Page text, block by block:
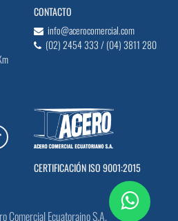
CONTACTO
info@acerocomercial.com
(02) 2454 333 / (04) 3811 280
CERTIFICACIÓN ISO 9001:2015
Comercial Ecuatoraino S.A.